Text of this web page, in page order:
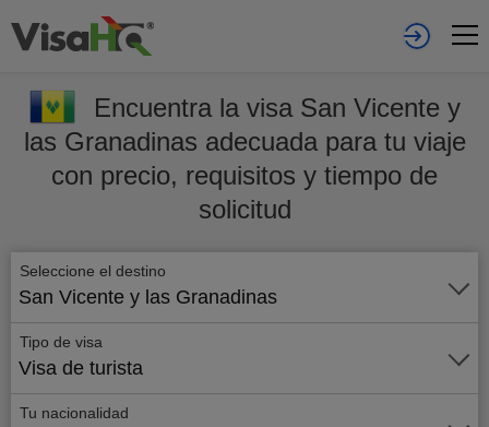
Encuentra la visa San Vicente y
las Granadinas adecuada para tu viaje
con precio, requisitos y tiempo de
solicitud
Seleccione el destino
San Vicente y las Granadinas
Tipo de visa
Visa de turista
Tu nacionalidad